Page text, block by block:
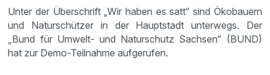
Unter der Überschrift „Wir haben es satt“ sind Ökobauern
und Naturschützer in der Hauptstadt unterwegs. Der
„Bund für Umwelt- und Naturschutz Sachsen“ (BUND)
hat zur Demo-Teilnahme aufgerufen.